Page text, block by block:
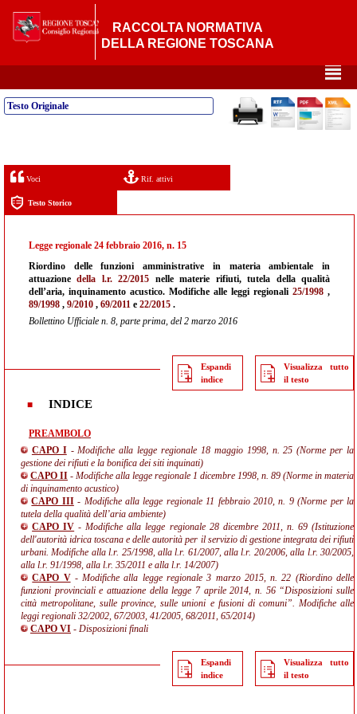
RACCOLTA NORMATIVA
DELLA REGIONE TOSCANA
²
Testo Originale
Voci Rif. attivi
Testo Storico
Legge regionale 24 febbraio 2016, n. 15
Riordino delle funzioni amministrative in materia ambientale in
attuazionedella l.r. 22/2015 nelle materie rifiuti, tutela della qualità
dell’aria, inquinamento acustico. Modifiche alle leggi regionali 25/1998 ,
89/1998 , 9/2010 , 69/2011 e 22/2015 .
Bollettino Ufficiale n. 8, parte prima, del 2 marzo 2016
Espandi
indice
Visualizza tutto
il testo
INDICE
PREAMBOLO
CAPO I- Modifiche alla legge regionale 18 maggio 1998, n. 25 (Norme per la
gestione dei rifiuti e la bonifica dei siti inquinati)
CAPO II - Modifiche alla legge regionale 1 dicembre 1998, n. 89 (Norme in materia
di inquinamento acustico)
CAPO III- Modifiche alla legge regionale 11 febbraio 2010, n. 9 (Norme per la
tutela della qualità dell’aria ambiente)
CAPO IV - Modifiche alla legge regionale 28 dicembre 2011, n. 69 (Istituzione
dell'autorità idrica toscana e delle autorità per il servizio di gestione integrata dei rifiuti
urbani. Modifiche alla l.r. 25/1998, alla l.r. 61/2007, alla l.r. 20/2006, alla l.r. 30/2005,
alla l.r. 91/1998, alla l.r. 35/2011 e alla l.r. 14/2007)
CAPO V- Modifiche alla legge regionale 3 marzo 2015, n. 22 (Riordino delle
funzioni provinciali e attuazione della legge 7 aprile 2014, n. 56 “Disposizioni sulle
città metropolitane, sulle province, sulle unioni e fusioni di comuni”. Modifiche alle
leggi regionali 32/2002, 67/2003, 41/2005, 68/2011, 65/2014)
CAPO VI - Disposizioni finali
Espandi
indice
Visualizza tutto
il testo